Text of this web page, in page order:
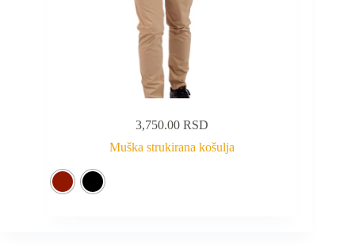
3,750.00RSD
Muška strukirana košulja